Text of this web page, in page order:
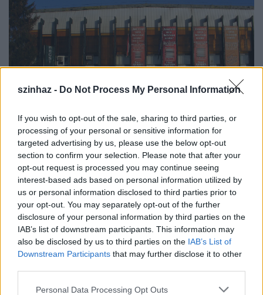
szinhaz - Do Not Process My Personal Information
If you wish to opt-out of the sale, sharing to third parties, or
processing of your personal or sensitive information for
targeted advertising by us, please use the below opt-out
section to confirm your selection. Please note that after your
opt-out request is processed you may continue seeing
interest-based ads based on personal information utilized by
us or personal information disclosed to third parties prior to
your opt-out. You may separately opt-out of the further
disclosure of your personal information by third parties on the
IAB’s list of downstream participants. This information may
also be disclosed by us to third parties on the IAB’s List of
Downstream Participants that may further disclose it to other
Please note that this website/app uses one or more Google
Personal Data Processing Opt Outs
Fotó: ilovepecs.hu
Rangos elismeréseknek nincs híján Pintér Béla és
Társulatának több mint tíz éve műsoron lévő,
emblematikus előadása, a Parasztoperasem, amit
ugyancsak láthatnak az érdeklődőkPintér Béla